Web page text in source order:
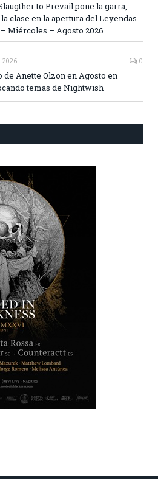
to Prevail pone la garra,
clase en la apertura del Leyendas
Miércoles – Agosto 2026
2026 0
de Anette Olzon en Agosto en
temas de Nightwish